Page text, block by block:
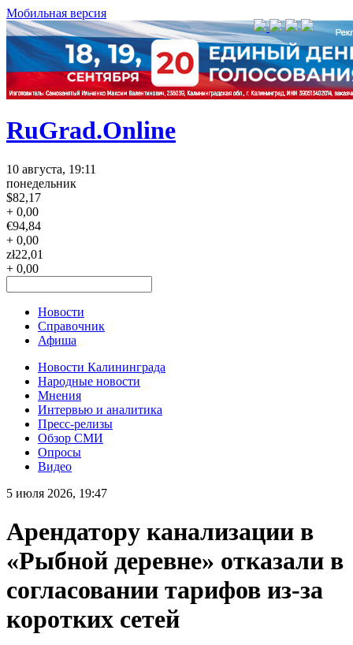
Мобильная версия
RuGrad.Online
10 августа, 19:11
понедельник
$82,17
+ 0,00
€94,84
+ 0,00
zł22,01
+ 0,00
Новости
Справочник
Афиша
Новости Калининграда
Народные новости
Мнения
Интервью и аналитика
Пресс-релизы
Обзор СМИ
Опросы
Видео
5 июля 2026, 19:47
Арендатору канализации в
«Рыбной деревне» отказали в
согласовании тарифов из-за
коротких сетей